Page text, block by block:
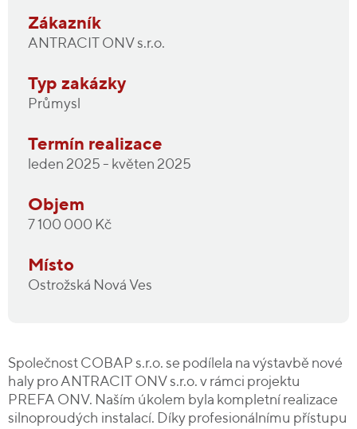
Zákazník
ANTRACIT ONV s.r.o.
Typ zakázky
Průmysl
Termín realizace
leden 2025 - květen 2025
Objem
7 100 000 Kč
Místo
Ostrožská Nová Ves
Společnost COBAP s.r.o. se podílela na výstavbě nové
haly pro ANTRACIT ONV s.r.o. v rámci projektu
PREFA ONV. Naším úkolem byla kompletní realizace
silnoproudých instalací. Díky profesionálnímu přístupu